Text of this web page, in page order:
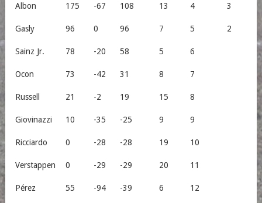
Albon 175 -67 108 13 4 3
Gasly 96 0 96 7 5 2
Sainz Jr. 78 -20 58 5 6
Ocon 73 -42 31 8 7
Russell 21 -2 19 15 8
Giovinazzi 10 -35 -25 9 9
Ricciardo 0 -28 -28 19 10
Verstappen 0 -29 -29 20 11
Pérez 55 -94 -39 6 12